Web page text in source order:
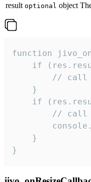
result optional object
function
if
// call
    }
if
// call
    }
}